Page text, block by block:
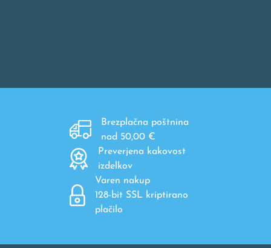
Brezplačna poštnina
nad 50,00 €
Preverjena kakovost
izdelkov
Varen nakup
128-bit SSL kriptirano
plačilo